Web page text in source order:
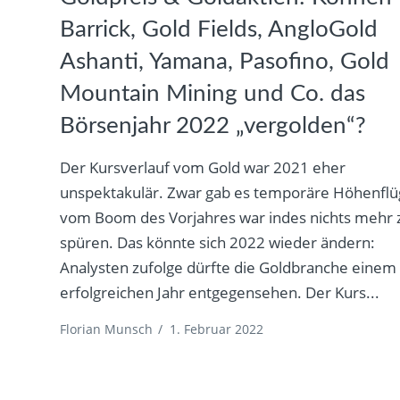
Barrick, Gold Fields, AngloGold
Ashanti, Yamana, Pasofino, Gold
Mountain Mining und Co. das
Börsenjahr 2022 „vergolden“?
Der Kursverlauf vom Gold war 2021 eher
unspektakulär. Zwar gab es temporäre
vom Boom des Vorjahres war indes nichts mehr
spüren. Das könnte sich 2022 wieder ändern:
Analysten zufolge dürfte die Goldbranche einem
erfolgreichen Jahr entgegensehen. Der Kurs...
Florian Munsch / 1. Februar 2022